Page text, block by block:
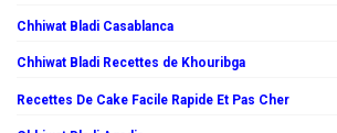
Chhiwat Bladi Casablanca
Chhiwat Bladi Recettes de Khouribga
Recettes De Cake Facile Rapide Et Pas Cher